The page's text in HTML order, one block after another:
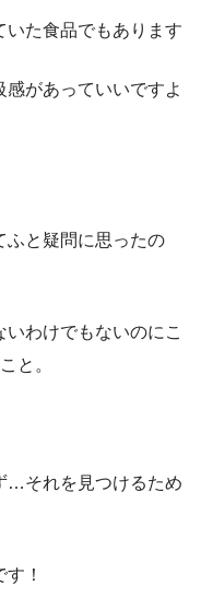
た食品でもあります
があっていいですよ
ふと疑問に思ったの
いわけでもないのにこ
と。
…それを見つけるため
！